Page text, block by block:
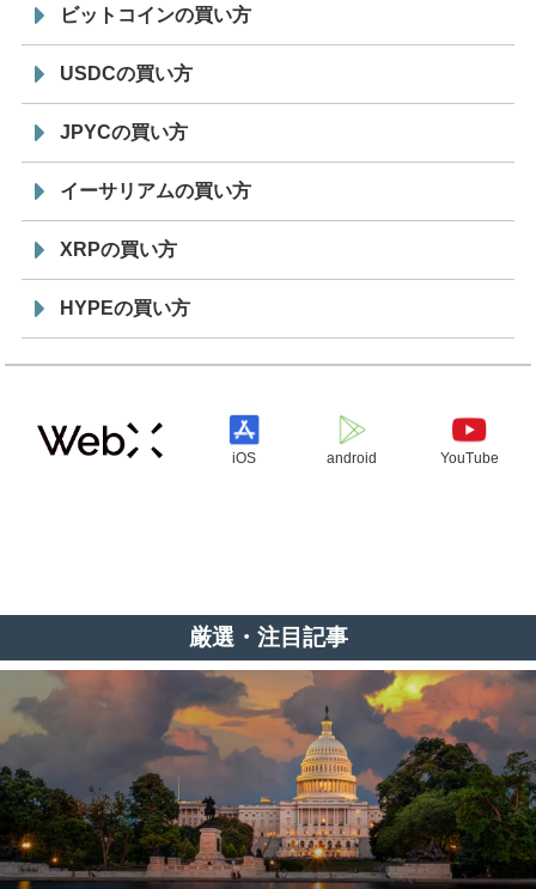
ビットコインの買い方
USDCの買い方
JPYCの買い方
イーサリアムの買い方
XRPの買い方
HYPEの買い方
iOS android YouTube
厳選・注目記事